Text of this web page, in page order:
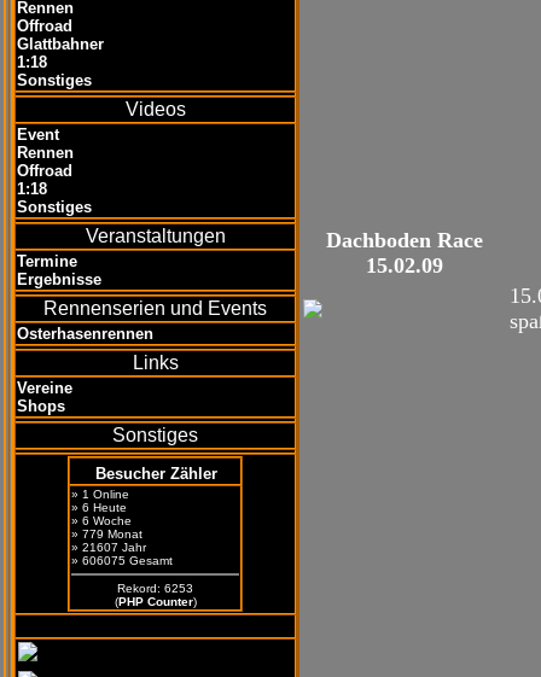
Rennen
Offroad
Glattbahner
1:18
Sonstiges
Videos
Event
Rennen
Offroad
1:18
Sonstiges
Veranstaltungen
Termine
Ergebnisse
Rennenserien und Events
Osterhasenrennen
Links
Vereine
Shops
Sonstiges
Besucher Zähler
» 1 Online
» 6 Heute
» 6 Woche
» 779 Monat
» 21607 Jahr
» 606075 Gesamt
Rekord: 6253
(PHP Counter)
Dachboden Race
15.02.09